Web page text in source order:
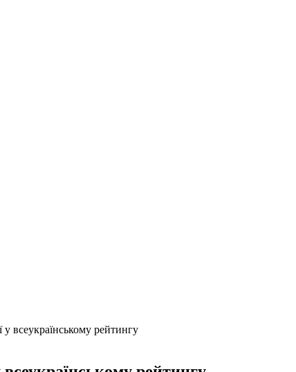
у всеукраїнському рейтингу